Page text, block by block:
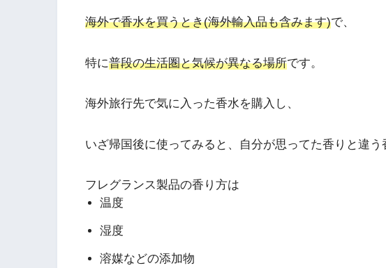
海外で香水を買うとき(海外輸入品も含みます)で、
特に普段の生活圏と気候が異なる場所です。
海外旅行先で気に入った香水を購入し、
いざ帰国後に使ってみると、自分が思ってた香りと違う
フレグランス製品の香り方は
温度
湿度
溶媒などの添加物